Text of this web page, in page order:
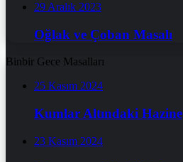
29 Aralık 2023
Oğlak ve Çoban Masalı
Binbir Gece Masalları
25 Kasım 2024
Kumlar Altındaki Hazine
23 Kasım 2024